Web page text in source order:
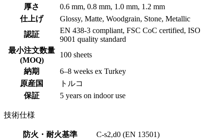
厚さ
0.6 mm, 0.8 mm, 1.0 mm, 1.2 mm
仕上げ
Glossy, Matte, Woodgrain, Stone, Metallic
認証
EN 438-3 compliant, FSC CoC certified, ISO
9001 quality standard
最小注文数量
(MOQ)
100 sheets
納期
6–8 weeks ex Turkey
原産国
トルコ
保証
5 years on indoor use
技術仕様
防火・耐火基準
C-s2,d0 (EN 13501)